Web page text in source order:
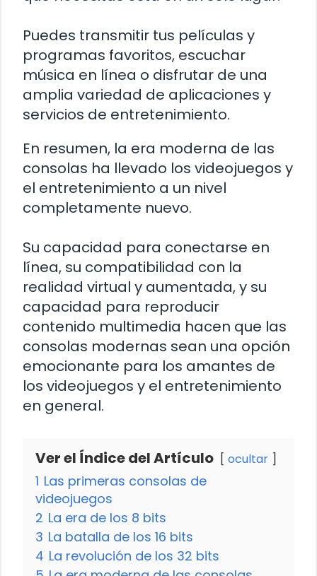
Puedes transmitir tus películas y
programas favoritos, escuchar
música en línea o disfrutar de una
amplia variedad de aplicaciones y
servicios de entretenimiento.
En resumen, la era moderna de las
consolas ha llevado los videojuegos y
el entretenimiento a un nivel
completamente nuevo.
Su capacidad para conectarse en
línea, su compatibilidad con la
realidad virtual y aumentada, y su
capacidad para reproducir
contenido multimedia hacen que las
consolas modernas sean una opción
emocionante para los amantes de
los videojuegos y el entretenimiento
en general.
Ver el Índice del Artículo ocultar
1 Las primeras consolas de
videojuegos
2 La era de los 8 bits
3 La batalla de los 16 bits
4 La revolución de los 32 bits